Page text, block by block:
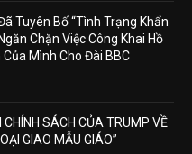
Tuyên Bố “Tình Trạng Khẩn
Chặn Việc Công Khai Hồ
Của Mình Cho Đài BBC
CHÍNH SÁCH CỦA TRUMP VỀ
GIAO MẪU GIÁO”